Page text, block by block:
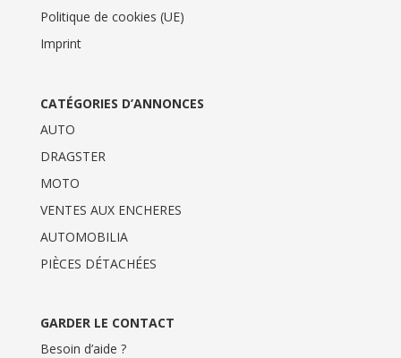
Politique de cookies (UE)
Imprint
CATÉGORIES D’ANNONCES
AUTO
DRAGSTER
MOTO
VENTES AUX ENCHERES
AUTOMOBILIA
PIÈCES DÉTACHÉES
GARDER LE CONTACT
Besoin d’aide ?